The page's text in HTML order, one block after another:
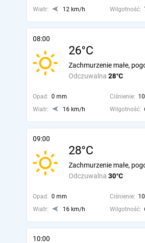
Wiatr: 12 km/h Wilgotność:
08:00
26°C
Odczuwalna 28°C
Zachmurzenie małe,
Opad: 0 mm Ciśnienie:
Wiatr:
16 km/h Wilgotność:
09:00
28°C
Odczuwalna 30°C
Zachmurzenie małe,
Opad: 0 mm Ciśnienie:
Wiatr:
16 km/h Wilgotność:
10:00